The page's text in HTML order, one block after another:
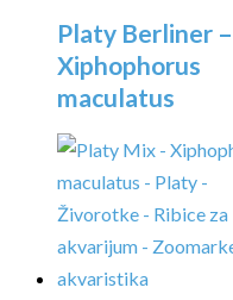
Platy Berliner –
Xiphophorus
maculatus